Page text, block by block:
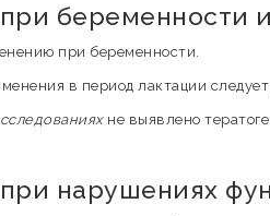
беременности
при беременности.
в период лактации
не выявлено
нарушениях